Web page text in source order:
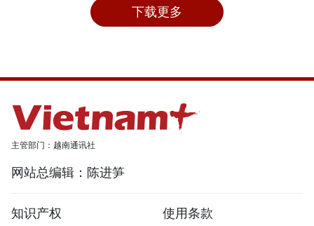
下载更多
主管部门：越南通讯社
网站总编辑：陈进笋
知识产权 使用条款